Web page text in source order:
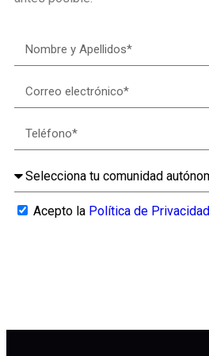
Acepto la Política de Privacidad